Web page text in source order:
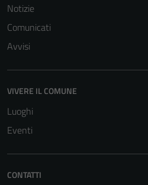
Notizie
Comunicati
Avvisi
VIVERE IL COMUNE
Luoghi
Eventi
CONTATTI